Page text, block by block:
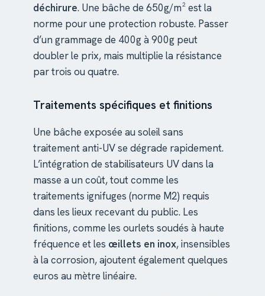
déchirure. Une bâche de 650g/m² est la
norme pour une protection robuste. Passer
d’un grammage de 400g à 900g peut
doubler le prix, mais multiplie la résistance
par trois ou quatre.
Traitements spécifiques et finitions
Une bâche exposée au soleil sans
traitement anti-UV se dégrade rapidement.
L’intégration de stabilisateurs UV dans la
masse a un coût, tout comme les
traitements ignifuges (norme M2) requis
dans les lieux recevant du public. Les
finitions, comme les ourlets soudés à haute
fréquence et les œillets en inox, insensibles
à la corrosion, ajoutent également quelques
euros au mètre linéaire.